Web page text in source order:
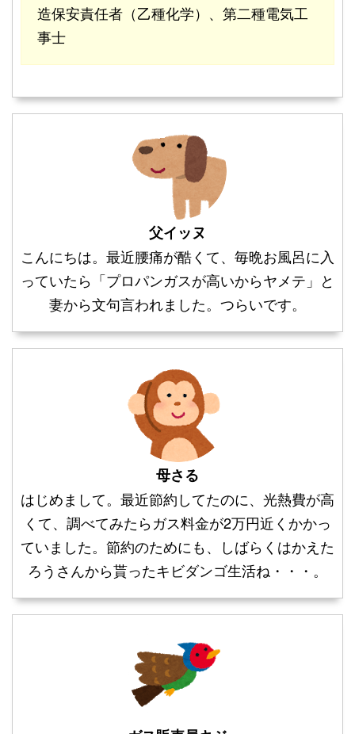
造保安責任者（乙種化学）、第二種電気工
事士
父イッヌ
こんにちは。最近腰痛が酷くて、毎晩お風呂に入
っていたら「プロパンガスが高いからヤメテ」と
妻から文句言われました。つらいです。
母さる
はじめまして。最近節約してたのに、光熱費が高
くて、調べてみたらガス料金が2万円近くかかっ
ていました。節約のためにも、しばらくはかえた
ろうさんから貰ったキビダンゴ生活ね・・・。